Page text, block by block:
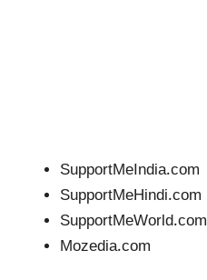
SupportMeIndia.com
SupportMeHindi.com
SupportMeWorld.com
Mozedia.com